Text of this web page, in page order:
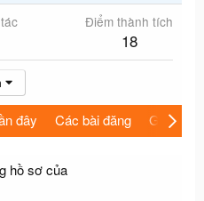
Điểm thành tích
18
đây Các bài đăng Giới thiệu
hồ sơ của